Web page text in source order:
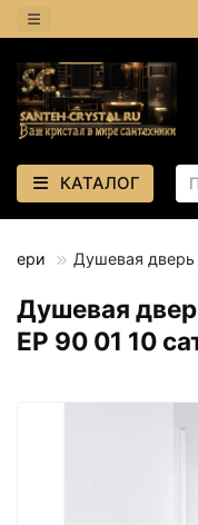
КАТАЛОГ
Душевая дверь
Душевая
ЕР 90 01 10